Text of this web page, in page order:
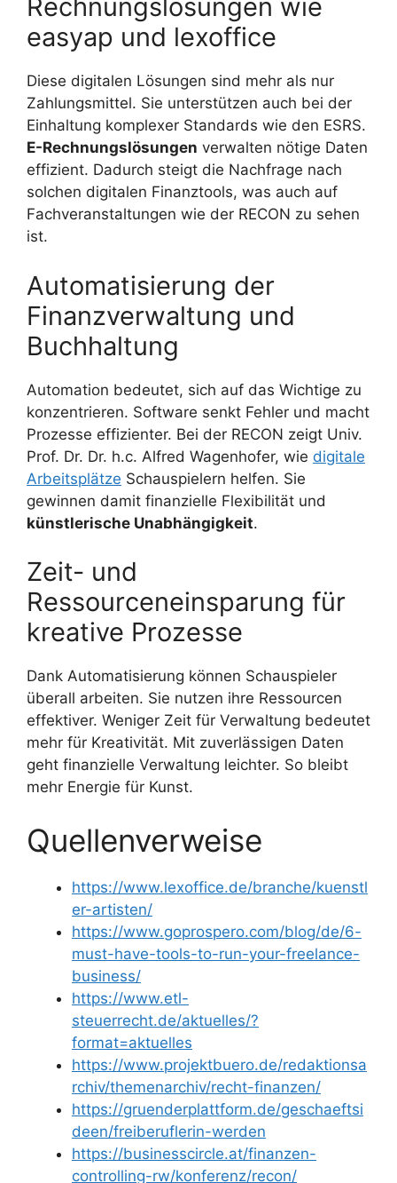
Rechnungslösungen wie
easyap und lexoffice
Diese digitalen Lösungen sind mehr als nur
Zahlungsmittel. Sie unterstützen auch bei der
Einhaltung komplexer Standards wie den ESRS.
E-Rechnungslösungen verwalten nötige Daten
effizient. Dadurch steigt die Nachfrage nach
solchen digitalen Finanztools, was auch auf
Fachveranstaltungen wie der RECON zu sehen
ist.
Automatisierung der
Finanzverwaltung und
Buchhaltung
Automation bedeutet, sich auf das Wichtige zu
konzentrieren. Software senkt Fehler und macht
Prozesse effizienter. Bei der RECON zeigt Univ.
Prof. Dr. Dr. h.c. Alfred Wagenhofer, wie digitale
Arbeitsplätze Schauspielern helfen. Sie
gewinnen damit finanzielle Flexibilität und
künstlerische Unabhängigkeit.
Zeit- und
Ressourceneinsparung für
kreative Prozesse
Dank Automatisierung können Schauspieler
überall arbeiten. Sie nutzen ihre Ressourcen
effektiver. Weniger Zeit für Verwaltung bedeutet
mehr für Kreativität. Mit zuverlässigen Daten
geht finanzielle Verwaltung leichter. So bleibt
mehr Energie für Kunst.
Quellenverweise
https://www.lexoffice.de/branche/kuenstl
er-artisten/
https://www.goprospero.com/blog/de/6-
must-have-tools-to-run-your-freelance-
business/
https://www.etl-
steuerrecht.de/aktuelles/?
format=aktuelles
https://www.projektbuero.de/redaktionsa
rchiv/themenarchiv/recht-finanzen/
https://gruenderplattform.de/geschaeftsi
deen/freiberuflerin-werden
https://businesscircle.at/finanzen-
controlling-rw/konferenz/recon/